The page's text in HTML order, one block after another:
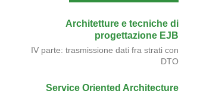
Architetture e tecniche di
progettazione EJB
IV parte: trasmissione dati fra strati con
DTO
Service Oriented Architecture